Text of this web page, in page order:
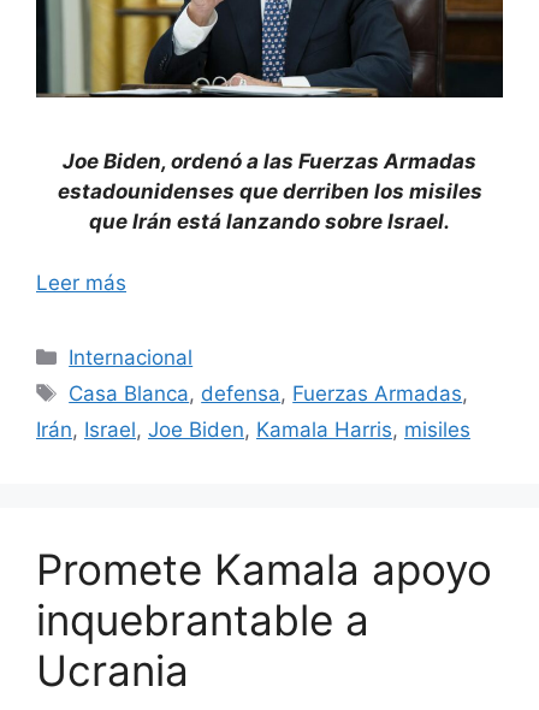
Joe Biden, ordenó a las Fuerzas Armadas
estadounidenses que derriben los misiles
que Irán está lanzando sobre Israel.
Leer más
Categorías
Internacional
Etiquetas
Casa Blanca, defensa, Fuerzas Armadas,
Irán, Israel, Joe Biden, Kamala Harris, misiles
Promete Kamala apoyo
inquebrantable a
Ucrania